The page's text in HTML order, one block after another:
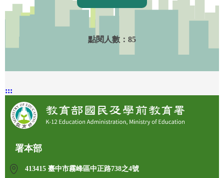
點閱人數： 85
:::
署本部
413415 臺中市霧峰區中正路738之4號